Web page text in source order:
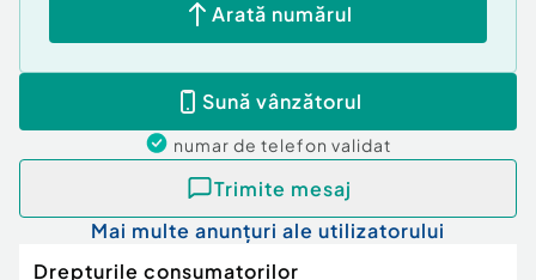
Arată numărul
Sună vânzătorul
numar de telefon validat
Trimite mesaj
Mai multe anunțuri ale utilizatorului
Drepturile consumatorilor